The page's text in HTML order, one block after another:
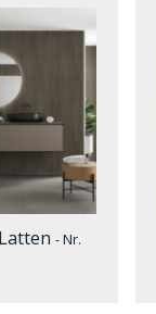
- Nr.